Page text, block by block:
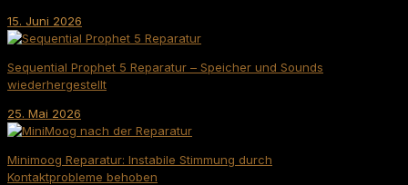
15. Juni 2026
Sequential Prophet 5 Reparatur – Speicher und Sounds
wiederhergestellt
25. Mai 2026
Minimoog Reparatur: Instabile Stimmung durch
Kontaktprobleme behoben